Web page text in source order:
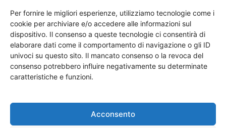
Per fornire le migliori esperienze, utilizziamo tecnologie come i
cookie per archiviare e/o accedere alle informazioni sul
dispositivo. Il consenso a queste tecnologie ci consentirà di
elaborare dati come il comportamento di navigazione o gli ID
univoci su questo sito. Il mancato consenso o la revoca del
consenso potrebbero influire negativamente su determinate
caratteristiche e funzioni.
Acconsento
Chi siamo I Nostri Clienti
© Copyright 2017 - MilanoEvents.it© managed by